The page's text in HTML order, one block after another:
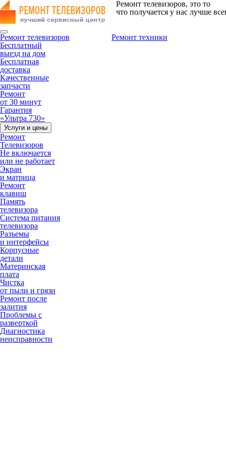
Ремонт телевизоров, это то
что получается у нас лучше
Ремонт телевизоров
Ремонт техники
Бесплатный
выезд на дом
Бесплатная
доставка
Качественные
запчасти
Ремонт
от 30 минут
Гарантия
«Ультра 730»
Услуги и цены
Ремонт
Телевизоров
Не включается
или не работает
Экран
и матрица
Ремонт
клавиш
Память
телевизора
Система питания
телевизора
Разъемы
и интерфейсы
Корпусные
детали
Материнская
плата
Чистка
от пыли и грязи
Ремонт после
залития
Проблемы с
разверткой
Диагностика
неисправности